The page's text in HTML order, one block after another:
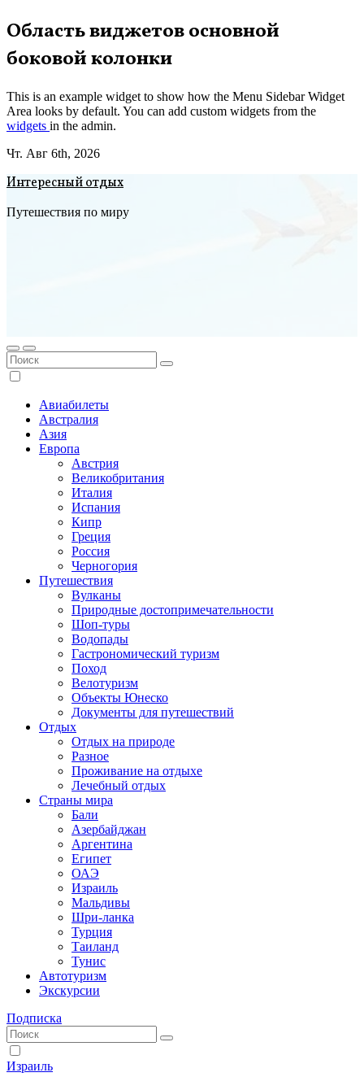
Перейти
к
содержимому
Область виджетов основной
боковой колонки
This is an example widget to show how the Menu Sidebar Widget
Area looks by default. You can add custom widgets from the
widgets in the admin.
Чт. Авг 6th, 2026
Интересный отдых
Путешествия по миру
Авиабилеты
Австралия
Азия
Европа
Австрия
Великобритания
Италия
Испания
Кипр
Греция
Россия
Черногория
Путешествия
Вулканы
Природные достопримечательности
Шоп-туры
Водопады
Гастрономический туризм
Поход
Велотуризм
Объекты Юнеско
Документы для путешествий
Отдых
Отдых на природе
Разное
Проживание на отдыхе
Лечебный отдых
Страны мира
Бали
Азербайджан
Аргентина
Египет
ОАЭ
Израиль
Мальдивы
Шри-ланка
Турция
Таиланд
Тунис
Автотуризм
Экскурсии
Подписка
Израиль